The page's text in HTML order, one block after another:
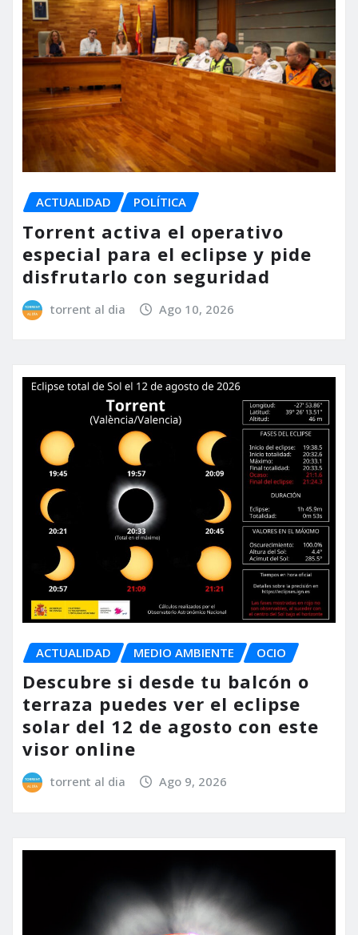
ACTUALIDAD POLÍTICA
Torrent activa el operativo
especial para el eclipse y pide
disfrutarlo con seguridad
torrent al dia Ago 10, 2026
ACTUALIDAD MEDIO AMBIENTE OCIO
Descubre si desde tu balcón o
terraza puedes ver el eclipse
solar del 12 de agosto con este
visor online
torrent al dia Ago 9, 2026